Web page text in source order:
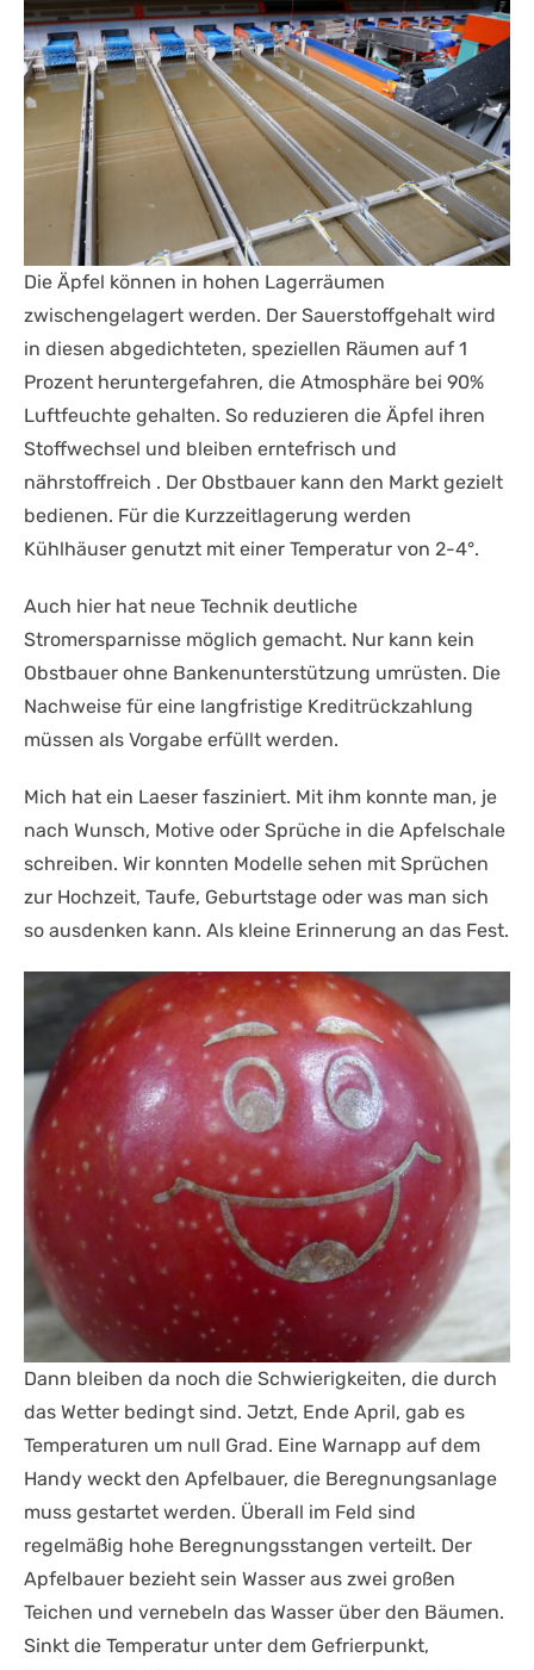
Die Äpfel können in hohen Lagerräumen
zwischengelagert werden. Der Sauerstoffgehalt wird
in diesen abgedichteten, speziellen Räumen auf 1
Prozent heruntergefahren, die Atmosphäre bei 90%
Luftfeuchte gehalten. So reduzieren die Äpfel ihren
Stoffwechsel und bleiben erntefrisch und
nährstoffreich . Der Obstbauer kann den Markt gezielt
bedienen. Für die Kurzzeitlagerung werden
Kühlhäuser genutzt mit einer Temperatur von 2-4°.
Auch hier hat neue Technik deutliche
Stromersparnisse möglich gemacht. Nur kann kein
Obstbauer ohne Bankenunterstützung umrüsten. Die
Nachweise für eine langfristige Kreditrückzahlung
müssen als Vorgabe erfüllt werden.
Mich hat ein Laeser fasziniert. Mit ihm konnte man, je
nach Wunsch, Motive oder Sprüche in die Apfelschale
schreiben. Wir konnten Modelle sehen mit Sprüchen
zur Hochzeit, Taufe, Geburtstage oder was man sich
so ausdenken kann. Als kleine Erinnerung an das Fest.
Dann bleiben da noch die Schwierigkeiten, die durch
das Wetter bedingt sind. Jetzt, Ende April, gab es
Temperaturen um null Grad. Eine Warnapp auf dem
Handy weckt den Apfelbauer, die Beregnungsanlage
muss gestartet werden. Überall im Feld sind
regelmäßig hohe Beregnungsstangen verteilt. Der
Apfelbauer bezieht sein Wasser aus zwei großen
Teichen und vernebeln das Wasser über den Bäumen.
Sinkt die Temperatur unter dem Gefrierpunkt,